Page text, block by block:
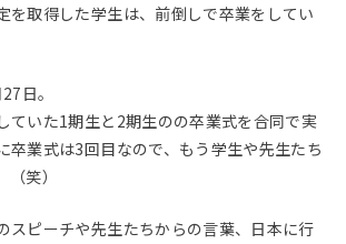
を取得した学生は、前倒しで卒業をしてい
日。
ていた1期生と2期生のの卒業式を合同で実
卒業式は3回目なので、もう学生や先生たち
笑）
スピーチや先生たちからの言葉、日本に行